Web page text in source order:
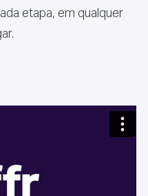
etapa, em qualquer